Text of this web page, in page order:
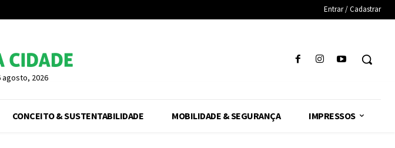
Entrar / Cadastrar
2026
CONCEITO & SUSTENTABILIDADE MOBILIDADE & SEGURANÇA IMPRESSOS